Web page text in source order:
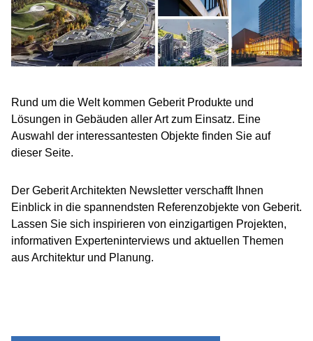
Rund um die Welt kommen Geberit Produkte und
Lösungen in Gebäuden aller Art zum Einsatz. Eine
Auswahl der interessantesten Objekte finden Sie auf
dieser Seite.
Der Geberit Architekten Newsletter verschafft Ihnen
Einblick in die spannendsten Referenzobjekte von Geberit.
Lassen Sie sich inspirieren von einzigartigen Projekten,
informativen Experteninterviews und aktuellen Themen
aus Architektur und Planung.